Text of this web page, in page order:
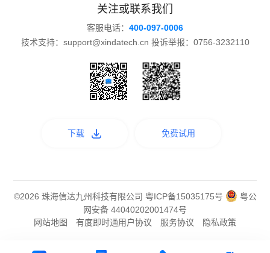
关注或联系我们
客服电话： 400-097-0006
技术支持：support@xindatech.cn 投诉举报：0756-3232110
下载 免费试用
©2026 珠海信达九州科技有限公司 粤ICP备15035175号
粤公
网安备 44040202001474号
网站地图
有度即时通用户协议 服务协议 隐私政策